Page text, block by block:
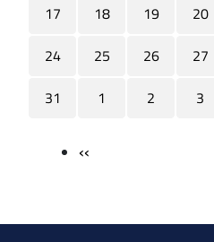
17
18 19 20
24
25 26 27
31
1 2 3
‹‹